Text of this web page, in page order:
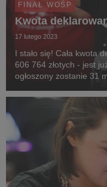
FINAŁ WOŚP
Kwota
17 lutego 2023
I stało się! Cała kwota
606 764 złotych - jest
ogłoszony zostanie 31